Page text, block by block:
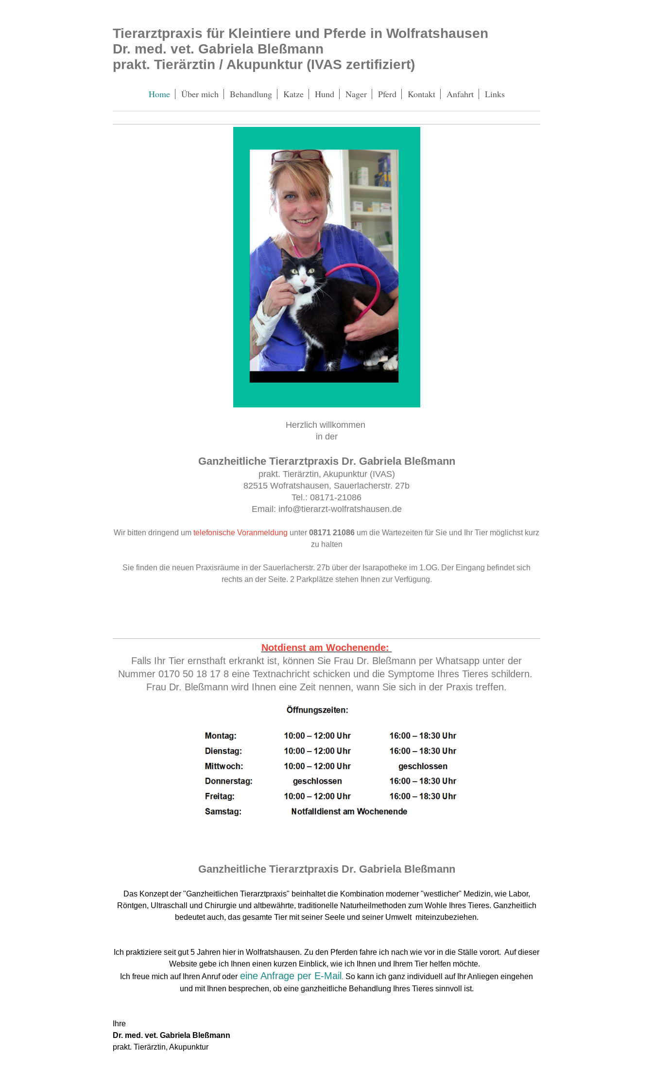
Tierarztpraxis für Kleintiere und Pferde in Wolfratshausen
Dr. med. vet. Gabriela Bleßmann
prakt. Tierärztin / Akupunktur (IVAS zertifiziert)
Home Über mich Behandlung Katze Hund Nager Pferd Kontakt Anfahrt Links
Herzlich willkommen
in der
Ganzheitliche Tierarztpraxis Dr. Gabriela Bleßmann
prakt. Tierärztin, Akupunktur (IVAS)
82515 Wofratshausen, Sauerlacherstr. 27b
Tel.: 08171-21086
Email: info@tierarzt-wolfratshausen.de
Wir bitten dringend um telefonische Voranmeldung unter 08171 21086 um die Wartezeiten für Sie und Ihr Tier möglichst kurz
zu halten
Sie finden die neuen Praxisräume in der Sauerlacherstr. 27b über der Isarapotheke im 1.OG. Der Eingang befindet sich
rechts an der Seite. 2 Parkplätze stehen Ihnen zur Verfügung.
Notdienst am Wochenende:
Falls Ihr Tier ernsthaft erkrankt ist, können Sie Frau Dr. Bleßmann per Whatsapp unter der
Nummer 0170 50 18 17 8 eine Textnachricht schicken und die Symptome Ihres Tieres schildern.
Frau Dr. Bleßmann wird Ihnen eine Zeit nennen, wann Sie sich in der Praxis treffen.
Ganzheitliche Tierarztpraxis Dr. Gabriela Bleßmann
Das Konzept der "Ganzheitlichen Tierarztpraxis" beinhaltet die Kombination moderner "westlicher" Medizin, wie Labor,
Röntgen, Ultraschall und Chirurgie und altbewährte, traditionelle Naturheilmethoden zum Wohle Ihres Tieres. Ganzheitlich
bedeutet auch, das gesamte Tier mit seiner Seele und seiner Umwelt miteinzubeziehen.
Ich praktiziere seit gut 5 Jahren hier in Wolfratshausen. Zu den Pferden fahre ich nach wie vor in die Ställe vorort. Auf dieser
Website gebe ich Ihnen einen kurzen Einblick, wie ich Ihnen und Ihrem Tier helfen möchte.
Ich freue mich auf Ihren Anruf oder eine Anfrage per E-Mail . So kann ich ganz individuell auf Ihr Anliegen eingehen
und mit Ihnen besprechen, ob eine ganzheitliche Behandlung Ihres Tieres sinnvoll ist.
Ihre
Dr. med. vet. Gabriela Bleßmann
prakt. Tierärztin, Akupunktur